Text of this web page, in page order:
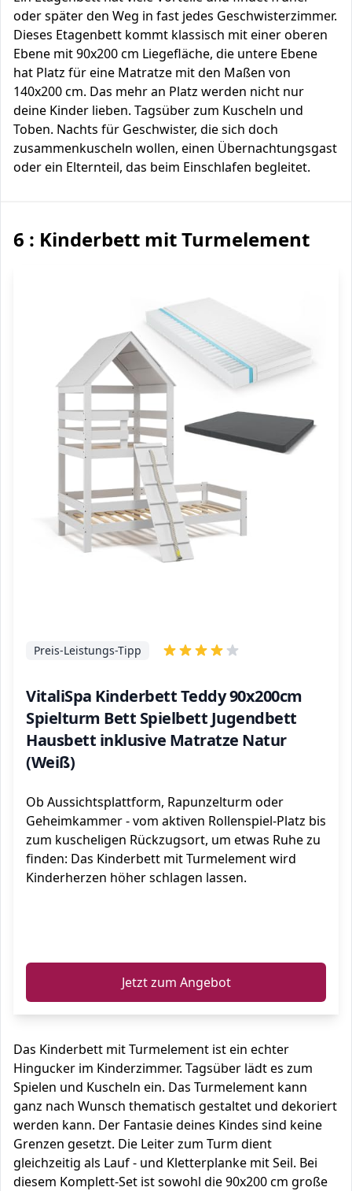
oder später den Weg in fast jedes Geschwisterzimmer.
Dieses Etagenbett kommt klassisch mit einer oberen
Ebene mit 90x200 cm Liegefläche, die untere Ebene
hat Platz für eine Matratze mit den Maßen von
140x200 cm. Das mehr an Platz werden nicht nur
deine Kinder lieben. Tagsüber zum Kuscheln und
Toben. Nachts für Geschwister, die sich doch
zusammenkuscheln wollen, einen Übernachtungsgast
oder ein Elternteil, das beim Einschlafen begleitet.
6 : Kinderbett mit Turmelement
VitaliSpa Kinderbett Teddy 90x200cm
Spielturm Bett Spielbett Jugendbett
Hausbett inklusive Matratze Natur
(Weiß)
Preis-Leistungs-Tipp
Ob Aussichtsplattform, Rapunzelturm oder
Geheimkammer - vom aktiven Rollenspiel-Platz bis
zum kuscheligen Rückzugsort, um etwas Ruhe zu
finden: Das Kinderbett mit Turmelement wird
Kinderherzen höher schlagen lassen.
Jetzt zum Angebot
Das Kinderbett mit Turmelement ist ein echter
Hingucker im Kinderzimmer. Tagsüber lädt es zum
Spielen und Kuscheln ein. Das Turmelement kann
ganz nach Wunsch thematisch gestaltet und dekoriert
werden kann. Der Fantasie deines Kindes sind keine
Grenzen gesetzt. Die Leiter zum Turm dient
gleichzeitig als Lauf - und Kletterplanke mit Seil. Bei
diesem Komplett-Set ist sowohl die 90x200 cm große